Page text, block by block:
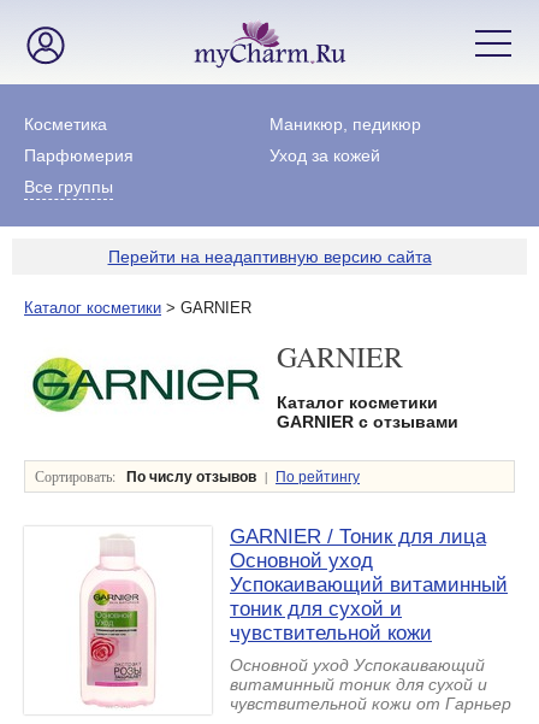
Косметика
Маникюр, педикюр
Парфюмерия
Уход за кожей
Все группы
Перейти на неадаптивную версию сайта
Каталог косметики > GARNIER
GARNIER
Каталог косметики
GARNIER с отзывами
Сортировать: По числу отзывов | По рейтингу
GARNIER / Тоник для лица
Основной уход
Успокаивающий витаминный
тоник для сухой и
чувствительной кожи
Основной уход Успокаивающий
витаминный тоник для сухой и
чувствительной кожи от Гарньер